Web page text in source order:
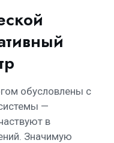
обусловлены с
—
в
Значимую